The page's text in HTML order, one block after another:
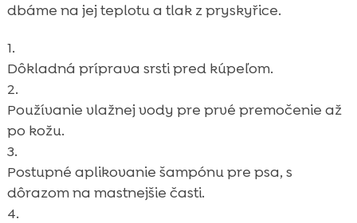
dbáme na jej teplotu a tlak z pryskyřice.
Dôkladná príprava srsti pred kúpeľom.
Používanie vlažnej vody pre prvé premočenie až
po kožu.
Postupné aplikovanie šampónu pre psa, s
dôrazom na mastnejšie časti.